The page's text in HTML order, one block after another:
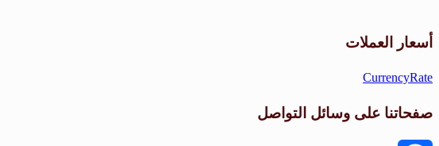
أسعار العملات
CurrencyRate
صفحاتنا على وسائل التواصل